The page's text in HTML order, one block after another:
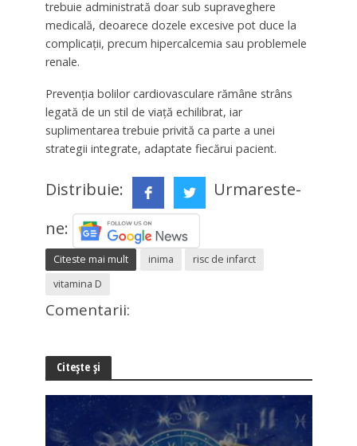
trebuie administrată doar sub supraveghere
medicală, deoarece dozele excesive pot duce la
complicații, precum hipercalcemia sau problemele
renale.
Prevenția bolilor cardiovasculare rămâne strâns
legată de un stil de viață echilibrat, iar
suplimentarea trebuie privită ca parte a unei
strategii integrate, adaptate fiecărui pacient.
Distribuie:
Urmareste-
ne:
Citeste mai mult inima
risc de infarct
vitamina D
Comentarii:
Citește și